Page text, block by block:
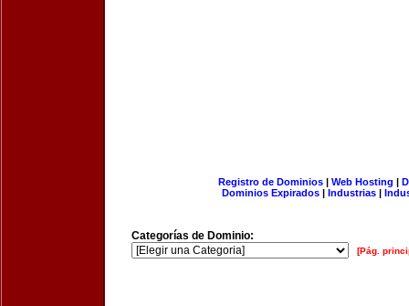
Registro de Dominios| Web Hosting |
Dominios Expirados | Industrias |
Categorías de Dominio:
[Pág.